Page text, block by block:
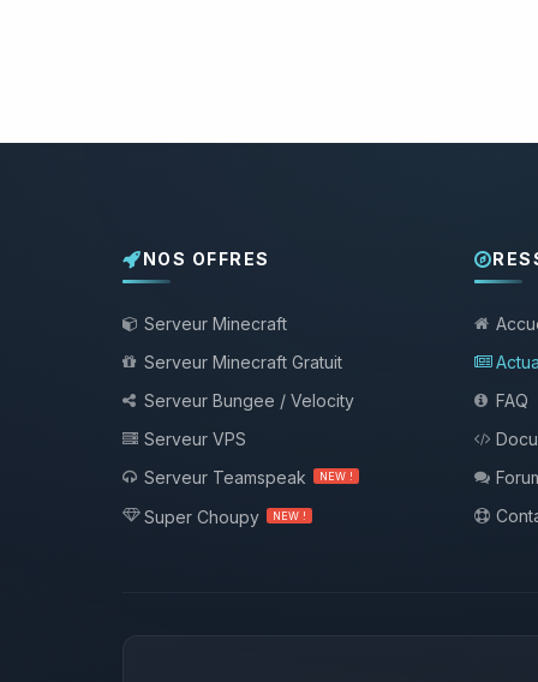
NOS OFFRES
Serveur Minecraft
Serveur Minecraft Gratuit
Serveur Bungee / Velocity
Serveur VPS
Serveur Teamspeak
NEW !
Super Choupy NEW !
FAQ